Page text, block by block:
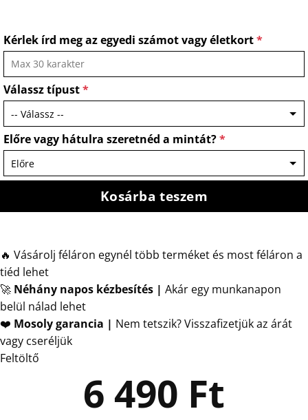
Kérlek írd meg az egyedi számot vagy életkort*
Válassz típust*
Előre vagy hátulra szeretnéd a mintát?*
Kosárba teszem
🔥 Vásárolj féláron egynél több terméket és most féláron a
tiéd lehet
🚀 Néhány napos kézbesítés | Akár egy munkanapon
belül nálad lehet
❤️ Mosoly garancia | Nem tetszik? Visszafizetjük az árát
vagy cseréljük
Feltöltő
6 490 Ft